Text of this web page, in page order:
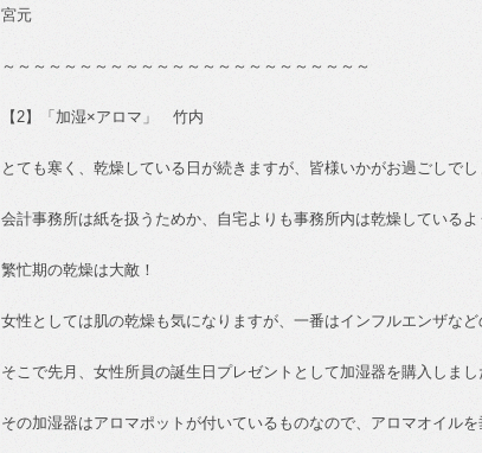
宮元
～～～～～～～～～～～～～～～～～～～～～～～～
【2】「加湿×アロマ」 竹内
とても寒く、乾燥している日が続きますが、皆様いかがお過ごしでし
会計事務所は紙を扱うためか、自宅よりも事務所内は乾燥しているよ
繁忙期の乾燥は大敵！
女性としては肌の乾燥も気になりますが、一番はインフルエンザな
そこで先月、女性所員の誕生日プレゼントとして加湿器を購入しまし
その加湿器はアロマポットが付いているものなので、アロマオイルを